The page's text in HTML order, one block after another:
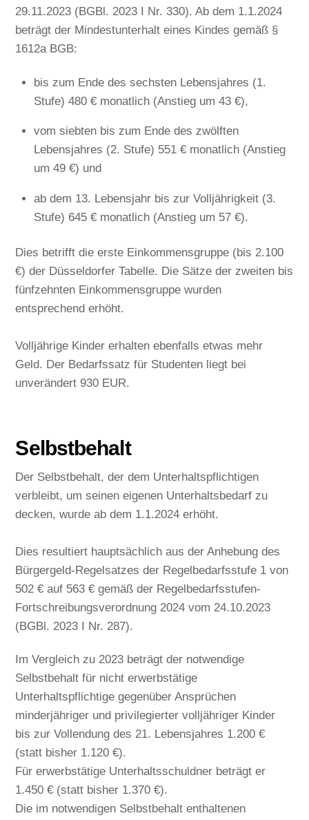
29.11.2023 (BGBl. 2023 I Nr. 330). Ab dem 1.1.2024
beträgt der Mindestunterhalt eines Kindes gemäß §
1612a BGB:
bis zum Ende des sechsten Lebensjahres (1.
Stufe) 480 € monatlich (Anstieg um 43 €),
vom siebten bis zum Ende des zwölften
Lebensjahres (2. Stufe) 551 € monatlich (Anstieg
um 49 €) und
ab dem 13. Lebensjahr bis zur Volljährigkeit (3.
Stufe) 645 € monatlich (Anstieg um 57 €).
Dies betrifft die erste Einkommensgruppe (bis 2.100
€) der Düsseldorfer Tabelle. Die Sätze der zweiten bis
fünfzehnten Einkommensgruppe wurden
entsprechend erhöht.
Volljährige Kinder erhalten ebenfalls etwas mehr
Geld. Der Bedarfssatz für Studenten liegt bei
unverändert 930 EUR.
Selbstbehalt
Der Selbstbehalt, der dem Unterhaltspflichtigen
verbleibt, um seinen eigenen Unterhaltsbedarf zu
decken, wurde ab dem 1.1.2024 erhöht.
Dies resultiert hauptsächlich aus der Anhebung des
Bürgergeld-Regelsatzes der Regelbedarfsstufe 1 von
502 € auf 563 € gemäß der Regelbedarfsstufen-
Fortschreibungsverordnung 2024 vom 24.10.2023
(BGBl. 2023 I Nr. 287).
Im Vergleich zu 2023 beträgt der notwendige
Selbstbehalt für nicht erwerbstätige
Unterhaltspflichtige gegenüber Ansprüchen
minderjähriger und privilegierter volljähriger Kinder
bis zur Vollendung des 21. Lebensjahres 1.200 €
(statt bisher 1.120 €).
Für erwerbstätige Unterhaltsschuldner beträgt er
1.450 € (statt bisher 1.370 €).
Die im notwendigen Selbstbehalt enthaltenen